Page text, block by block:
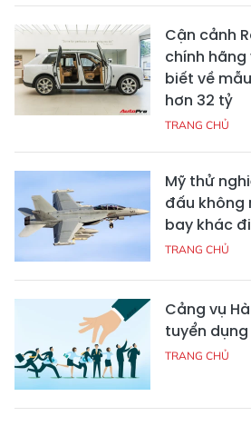
Cận cảnh
chính
biết về
hơn 32 tỷ
TRANG CHỦ
Mỹ thử
đấu không
bay khác
TRANG CHỦ
Cảng vụ
tuyển
TRANG CHỦ